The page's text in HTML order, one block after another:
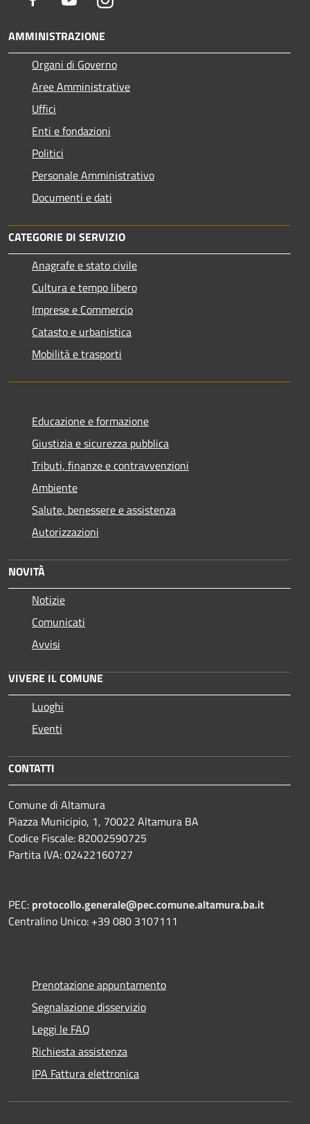
AMMINISTRAZIONE
Organi di Governo
Aree Amministrative
Uffici
Enti e fondazioni
Politici
Personale Amministrativo
Documenti e dati
CATEGORIE DI SERVIZIO
Anagrafe e stato civile
Cultura e tempo libero
Imprese e Commercio
Catasto e urbanistica
Mobilità e trasporti
Educazione e formazione
Giustizia e sicurezza pubblica
Tributi, finanze e contravvenzioni
Ambiente
Salute, benessere e assistenza
Autorizzazioni
NOVITÀ
Notizie
Comunicati
Avvisi
VIVERE IL COMUNE
Luoghi
Eventi
CONTATTI
Comune di Altamura
Piazza Municipio, 1, 70022 Altamura BA
Codice Fiscale: 82002590725
Partita IVA: 02422160727
PEC: protocollo.generale@pec.comune.altamura.ba.it
Centralino Unico: +39 080 3107111
Prenotazione appuntamento
Segnalazione disservizio
Leggi le FAQ
Richiesta assistenza
IPA Fattura elettronica